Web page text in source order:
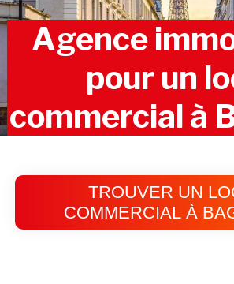
Agence
pour un
commercial à
TROUVER UN
COMMERCIAL À